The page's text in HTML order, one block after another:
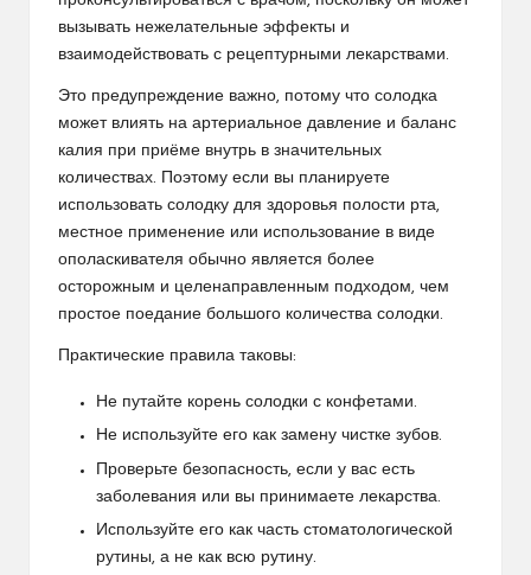
вызывать нежелательные эффекты и
взаимодействовать с рецептурными лекарствами.
Это предупреждение важно, потому что солодка
может влиять на артериальное давление и баланс
калия при приёме внутрь в значительных
количествах. Поэтому если вы планируете
использовать солодку для здоровья полости рта,
местное применение или использование в виде
ополаскивателя обычно является более
осторожным и целенаправленным подходом, чем
простое поедание большого количества солодки.
Практические правила таковы:
Не путайте корень солодки с конфетами.
Не используйте его как замену чистке зубов.
Проверьте безопасность, если у вас есть
заболевания или вы принимаете лекарства.
Используйте его как часть стоматологической
рутины, а не как всю рутину.